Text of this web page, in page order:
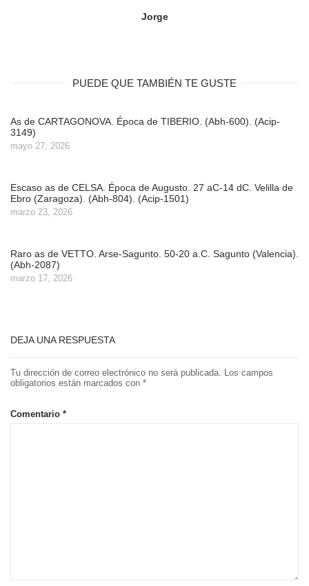
Jorge
PUEDE QUE TAMBIÉN TE GUSTE
As de CARTAGONOVA. Época de TIBERIO. (Abh-600). (Acip-
3149)
mayo 27, 2026
Escaso as de CELSA. Época de Augusto. 27 aC-14 dC. Velilla de
Ebro (Zaragoza). (Abh-804). (Acip-1501)
marzo 23, 2026
Raro as de VETTO. Arse-Sagunto. 50-20 a.C. Sagunto (Valencia).
(Abh-2087)
marzo 17, 2026
DEJA UNA RESPUESTA
Tu dirección de correo electrónico no será publicada. Los campos
obligatorios están marcados con *
Comentario *